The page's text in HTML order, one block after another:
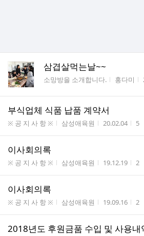
삼겹살먹는날~~
게시판명
소망방을 소개합니다. 작성자
홍다미
부식업체 식품 납품 계약서
게시판명
※ 공 지 사 항 ※ 작성자
삼성애육원 작성시간
20.02.04 조
5
이사회의록
게시판명
※ 공 지 사 항 ※ 작성자
삼성애육원 작성시간
19.12.19 조
2
이사회의록
게시판명
※ 공 지 사 항 ※ 작성자
삼성애육원 작성시간
19.09.16 조
2
2018년도 후원금품 수입 및 사용내